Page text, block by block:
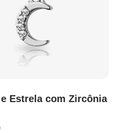
Estrela com Zircônia